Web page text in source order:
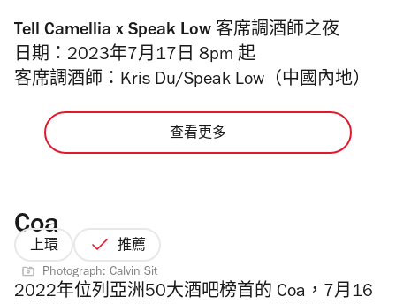
Tell Camellia x Speak Low 客席調酒師之夜
日期：2023年7月17日 8pm 起
客席調酒師：Kris Du/Speak Low（中國內地）
查看更多
Coa
上環 推薦
Photograph: Calvin Sit
2022年位列亞洲50大酒吧榜首的 Coa，7月16